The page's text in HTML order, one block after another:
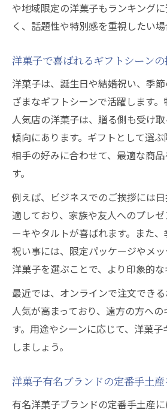
や地域限定の洋菓子もランキング
く、話題性や特別感を重視したい場
洋菓子で喜ばれるギフトシーン
洋菓子は、誕生日や結婚祝い、季
ざまなギフトシーンで活躍します
人気店の洋菓子は、贈る側も受け
傾向にあります。ギフトとして選
相手の好みに合わせて、最適な商
す。
例えば、ビジネスでのご挨拶には
適しており、家族や友人へのプレ
ーキやタルトが喜ばれます。また
祝い事には、限定パッケージやメ
洋菓子を選ぶことで、より印象的な
最近では、オンラインで注文でき
人気が高まっており、遠方の方へ
す。用途やシーンに応じて、洋菓
しましょう。
洋菓子有名ブランドの定番手土
有名洋菓子ブランドの定番手土産